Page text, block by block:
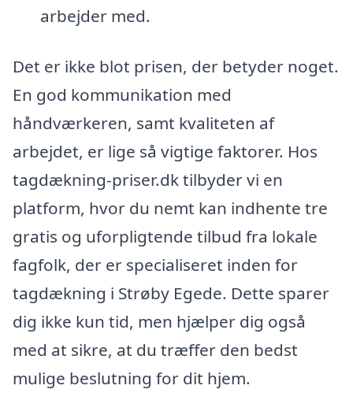
arbejder med.
Det er ikke blot prisen, der betyder noget.
En god kommunikation med
håndværkeren, samt kvaliteten af
arbejdet, er lige så vigtige faktorer. Hos
tagdækning-priser.dk tilbyder vi en
platform, hvor du nemt kan indhente tre
gratis og uforpligtende tilbud fra lokale
fagfolk, der er specialiseret inden for
tagdækning i Strøby Egede. Dette sparer
dig ikke kun tid, men hjælper dig også
med at sikre, at du træffer den bedst
mulige beslutning for dit hjem.